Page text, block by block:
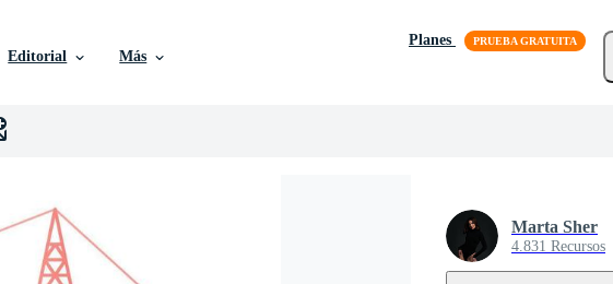
Editorial Más
Planes
Marta Sher
4.831 Recursos